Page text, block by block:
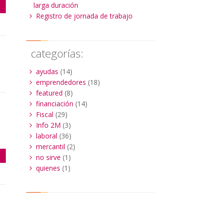
larga duración
Registro de jornada de trabajo
categorías:
ayudas (14)
emprendedores (18)
featured (8)
financiación (14)
Fiscal (29)
Info 2M (3)
laboral (36)
mercantil (2)
no sirve (1)
quienes (1)